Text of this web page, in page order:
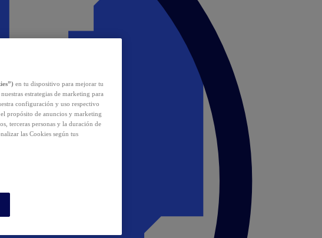
en tu dispositivo para mejorar tu
estrategias de marketing para
configuración y uso respectivo
propósito de anuncios y marketing
terceras personas y la duración de
las Cookies según tus